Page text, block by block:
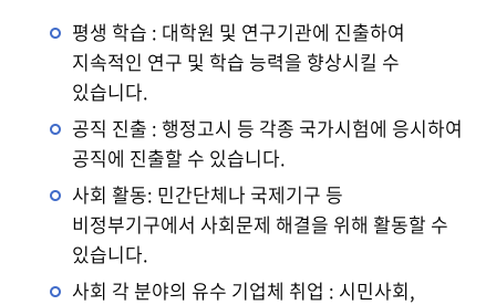
평생 학습 : 대학원 및 연구기관에 진출하여
지속적인 연구 및 학습 능력을 향상시킬 수
있습니다.
공직 진출 : 행정고시 등 각종 국가시험에 응시하여
공직에 진출할 수 있습니다.
사회 활동: 민간단체나 국제기구 등
비정부기구에서 사회문제 해결을 위해 활동할 수
있습니다.
사회 각 분야의 유수 기업체 취업 : 시민사회,